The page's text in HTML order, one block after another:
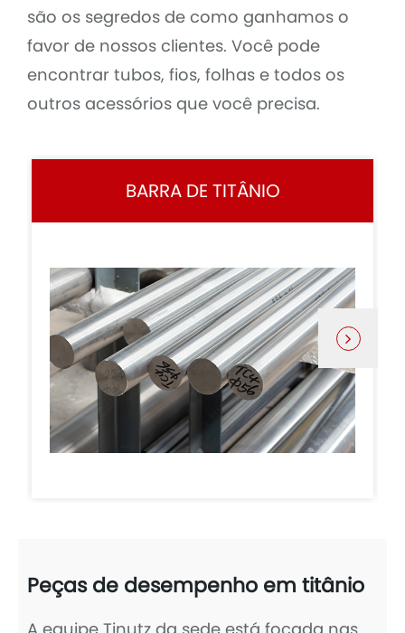
são os segredos de como ganhamos o
favor de nossos clientes. Você pode
encontrar tubos, fios, folhas e todos os
outros acessórios que você precisa.
BARRA DE TITÂNIO
Peças de desempenho em titânio